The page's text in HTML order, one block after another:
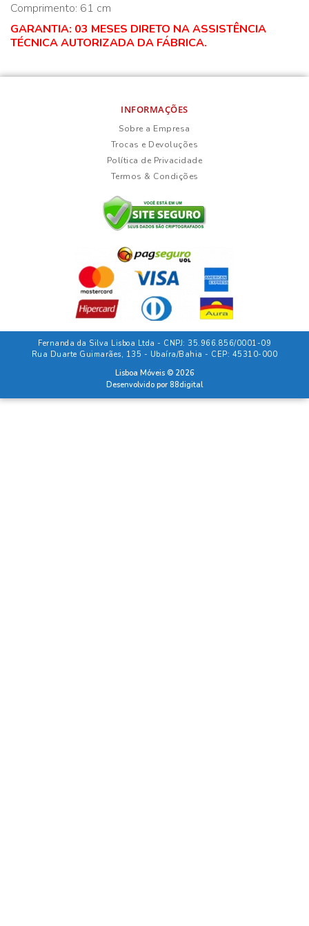
Comprimento: 61 cm
GARANTIA: 03 MESES DIRETO NA ASSISTÊNCIA
TÉCNICA AUTORIZADA DA FÁBRICA.
INFORMAÇÕES
Sobre a Empresa
Trocas e Devoluções
Política de Privacidade
Termos & Condições
Fernanda da Silva Lisboa Ltda - CNPJ: 35.966.856/0001-09
Rua Duarte Guimarães, 135 - Ubaíra/Bahia - CEP: 45310-000
Lisboa Móveis © 2026
Desenvolvido por 88digital